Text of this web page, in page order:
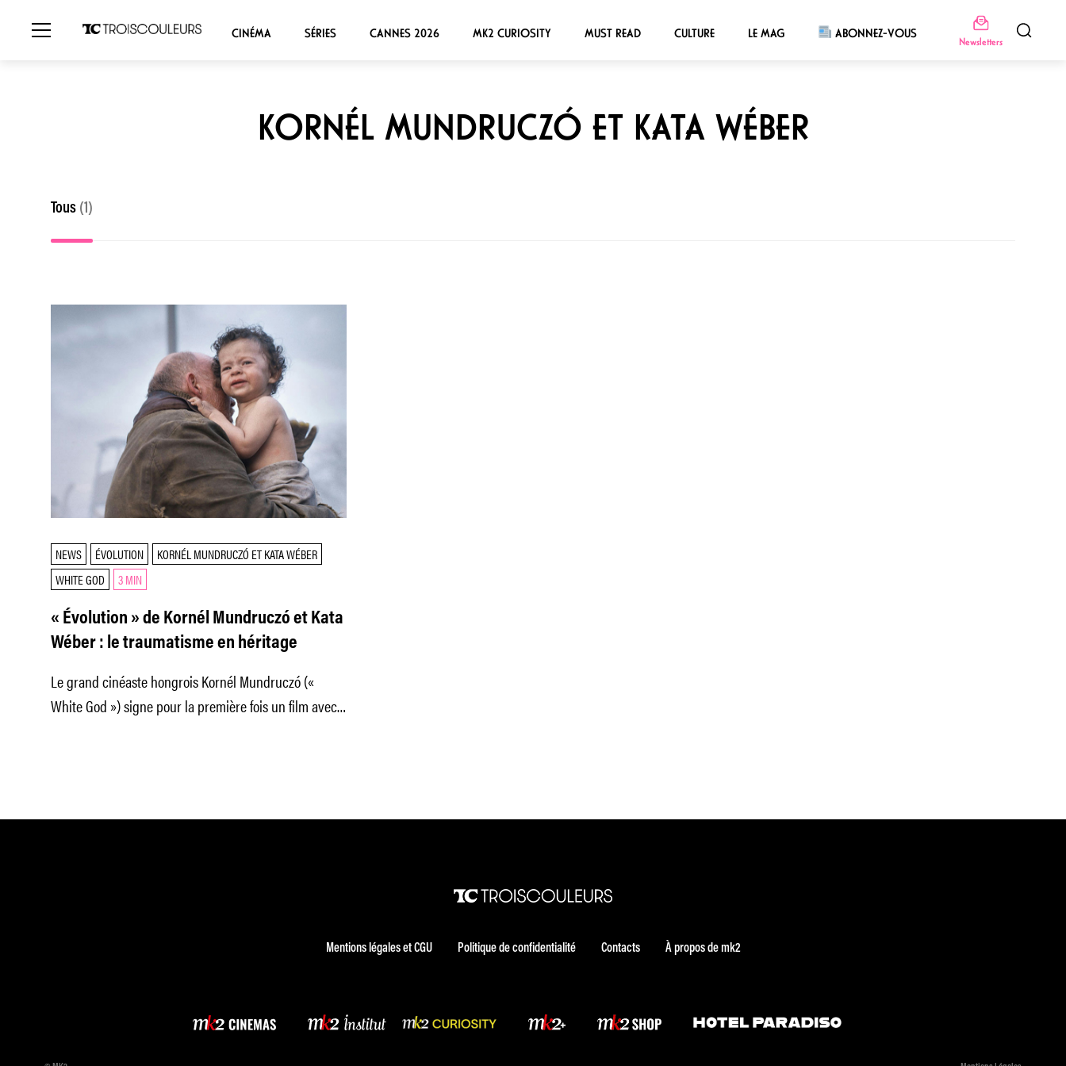
CINÉMA SÉRIES CANNES 2026 MK2 CURIOSITY MUST READ CULTURE LE MAG ABONNEZ-VOUS
Newsletters
KORNÉL MUNDRUCZÓ ET KATA WÉBER
Tous (1)
NEWS ÉVOLUTION
KORNÉL MUNDRUCZÓ ET KATA WÉBER
WHITE GOD
3 MIN
« Évolution » de Kornél Mundruczó et Kata
Wéber : le traumatisme en héritage
Le grand cinéaste hongrois Kornél Mundruczó («
White God ») signe pour la première fois un film avec
Mentions légales et CGU Politique de confidentialité Contacts À propos de mk2